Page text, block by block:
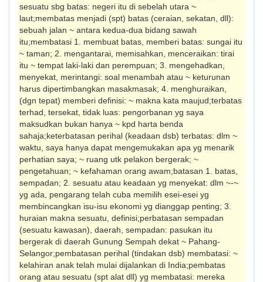
sesuatu sbg batas: negeri itu di sebelah utara ~
laut;membatas menjadi (spt) batas (ceraian, sekatan, dll):
sebuah jalan ~ antara kedua-dua bidang sawah
itu;membatasi 1. membuat batas, memberi batas: sungai itu
~ taman; 2. mengantarai, memisahkan, menceraikan: tirai
itu ~ tempat laki-laki dan perempuan; 3. mengehadkan,
menyekat, merintangi: soal menambah atau ~ keturunan
harus dipertimbangkan masakmasak; 4. menghuraikan,
(dgn tepat) memberi definisi: ~ makna kata maujud;terbatas
terhad, tersekat, tidak luas: pengorbanan yg saya
maksudkan bukan hanya ~ kpd harta benda
sahaja;keterbatasan perihal (keadaan dsb) terbatas: dlm ~
waktu, saya hanya dapat mengemukakan apa yg menarik
perhatian saya; ~ ruang utk pelakon bergerak; ~
pengetahuan; ~ kefahaman orang awam;batasan 1. batas,
sempadan; 2. sesuatu atau keadaan yg menyekat: dlm ~-~
yg ada, pengarang telah cuba memilih esei-esei yg
membincangkan isu-isu ekonomi yg dianggap penting; 3.
huraian makna sesuatu, definisi;perbatasan sempadan
(sesuatu kawasan), daerah, sempadan: pasukan itu
bergerak di daerah Gunung Sempah dekat ~ Pahang-
Selangor;pembatasan perihal (tindakan dsb) membatasi: ~
kelahiran anak telah mulai dijalankan di India;pembatas
orang atau sesuatu (spt alat dll) yg membatasi: mereka